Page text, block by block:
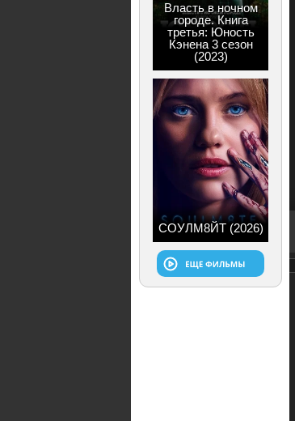
Власть в ночном
городе. Книга
третья: Юность
Кэнена 3 сезон
(2023)
СОУЛМ8ЙТ (2026)